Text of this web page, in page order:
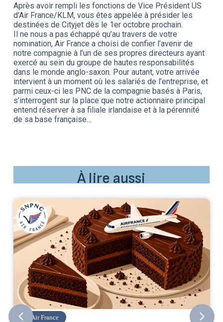
Après avoir rempli les fonctions de Vice Président US
d'Air France/KLM, vous êtes appelée à présider les
destinées de Cityjet dès le 1er octobre prochain.
Il ne nous a pas échappé qu’au travers de votre
nomination, Air France a choisi de confier l’avenir de
notre compagnie à l’un de ses propres directeurs ayant
exercé au sein du groupe de hautes responsabilités
dans le monde anglo-saxon. Pour autant, votre arrivée
intervient à un moment où les salariés de l’entreprise, et
parmi ceux-ci les PNC de la compagnie basés à Paris,
s’interrogent sur la place que notre actionnaire principal
entend réserver à sa filiale irlandaise et à la pérennité
de sa base française…
À lire aussi
Air France